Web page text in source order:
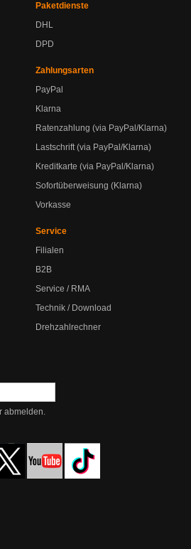
Paketdienste
DHL
DPD
Zahlungsarten
PayPal
Klarna
Ratenzahlung (via PayPal/Klarna)
Lastschrift (via PayPal/Klarna)
Kreditkarte (via PayPal/Klarna)
Sofortüberweisung (Klarna)
Vorkasse
Service
Filialen
B2B
Service / RMA
Technik / Download
Drehzahlrechner
abmelden.